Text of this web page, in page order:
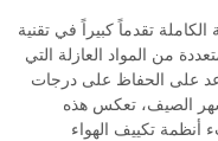
تقدماً كبيراً في تقنية
من المواد العازلة التي
على الحفاظ على درجات
الصيف، تعكس هذه
أنظمة تكييف الهواء